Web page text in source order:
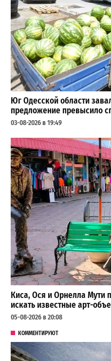
Юг Одесской области
предложение превысило
03-08-2026 в 19:49
Киса, Ося и Орнелла Мути
искать известные арт-
05-08-2026 в 20:08
КОММЕНТИРУЮТ